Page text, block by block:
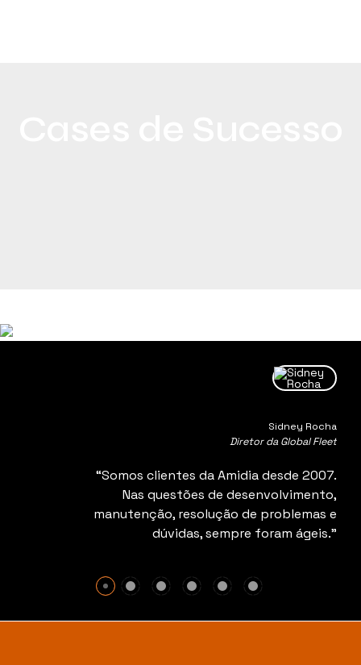
“Somos clientes da Amidia desde 2007.
Nas questões de desenvolvimento,
manutenção, resolução de problemas e
dúvidas, sempre foram ágeis.”
Sidney Rocha
Diretor da Global Fleet